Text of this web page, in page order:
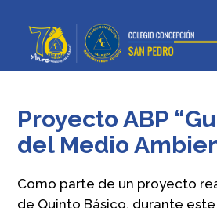
Proyecto ABP
del Medio
Como parte de un proyecto
de Quinto Básico, durante